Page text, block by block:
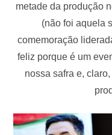
metade da produção
(não foi aquela
comemoração
feliz porque é um
nossa safra e,